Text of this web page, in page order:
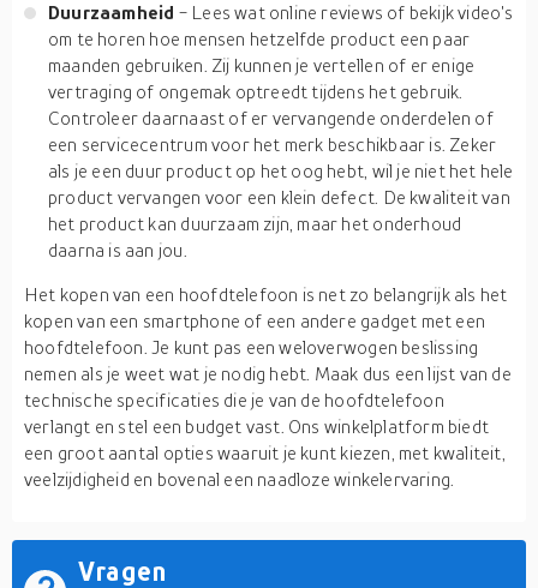
Duurzaamheid - Lees wat online reviews of bekijk video's
om te horen hoe mensen hetzelfde product een paar
maanden gebruiken. Zij kunnen je vertellen of er enige
vertraging of ongemak optreedt tijdens het gebruik.
Controleer daarnaast of er vervangende onderdelen of
een servicecentrum voor het merk beschikbaar is. Zeker
als je een duur product op het oog hebt, wil je niet het hele
product vervangen voor een klein defect. De kwaliteit van
het product kan duurzaam zijn, maar het onderhoud
daarna is aan jou.
Het kopen van een hoofdtelefoon is net zo belangrijk als het
kopen van een smartphone of een andere gadget met een
hoofdtelefoon. Je kunt pas een weloverwogen beslissing
nemen als je weet wat je nodig hebt. Maak dus een lijst van de
technische specificaties die je van de hoofdtelefoon
verlangt en stel een budget vast. Ons winkelplatform biedt
een groot aantal opties waaruit je kunt kiezen, met kwaliteit,
veelzijdigheid en bovenal een naadloze winkelervaring.
Vragen